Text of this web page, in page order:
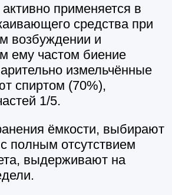
применяется в
средства при
возбуждении и
ему частом биение
измельчённые
спиртом (70%),
1/5.
ёмкости, выбирают
полным отсутствием
выдерживают на